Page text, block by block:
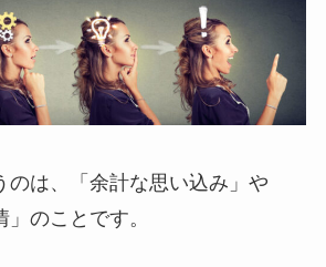
のは、「余計な思い込み」や
」のことです。